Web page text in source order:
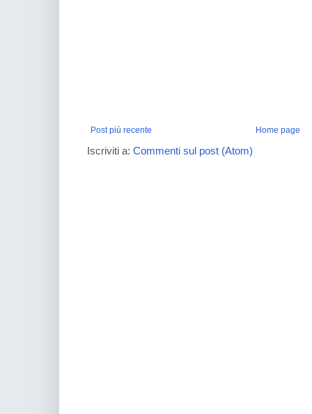
Post più recente Home page
Iscriviti a: Commenti sul post (Atom)